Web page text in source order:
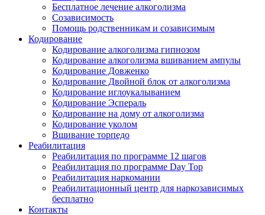
Бесплатное лечение алкоголизма
Созависимость
Помощь родственникам и созависимым
Кодирование
Кодирование алкоголизма гипнозом
Кодирование алкоголизма вшиванием ампулы
Кодирование Довженко
Кодирование Двойной блок от алкоголизма
Кодирование иглоукалыванием
Кодирование Эспераль
Кодирование на дому от алкоголизма
Кодирование уколом
Вшивание торпедо
Реабилитация
Реабилитация по программе 12 шагов
Реабилитация по программе Day Top
Реабилитация наркомании
Реабилитационный центр для наркозависимых
бесплатно
Контакты